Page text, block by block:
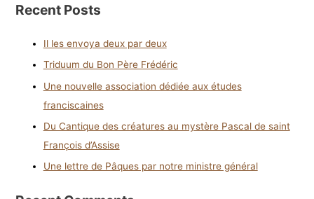
Recent Posts
Il les envoya deux par deux
Triduum du Bon Père Frédéric
Une nouvelle association dédiée aux études
franciscaines
Du Cantique des créatures au mystère Pascal de saint
François d’Assise
Une lettre de Pâques par notre ministre général